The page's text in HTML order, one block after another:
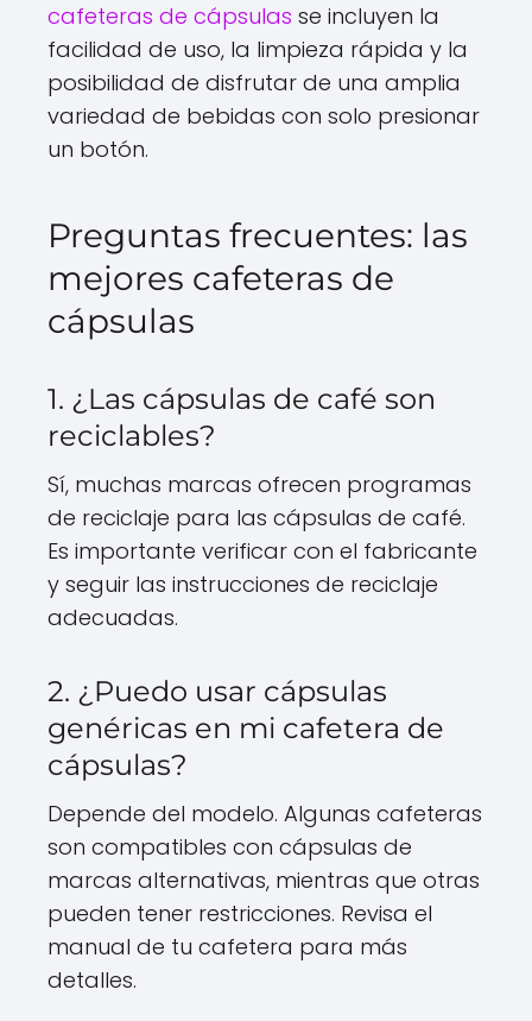
cafeteras de cápsulas se incluyen la
facilidad de uso, la limpieza rápida y la
posibilidad de disfrutar de una amplia
variedad de bebidas con solo presionar
un botón.
Preguntas frecuentes: las
mejores cafeteras de
cápsulas
1. ¿Las cápsulas de café son
reciclables?
Sí, muchas marcas ofrecen programas
de reciclaje para las cápsulas de café.
Es importante verificar con el fabricante
y seguir las instrucciones de reciclaje
adecuadas.
2. ¿Puedo usar cápsulas
genéricas en mi cafetera de
cápsulas?
Depende del modelo. Algunas cafeteras
son compatibles con cápsulas de
marcas alternativas, mientras que otras
pueden tener restricciones. Revisa el
manual de tu cafetera para más
detalles.